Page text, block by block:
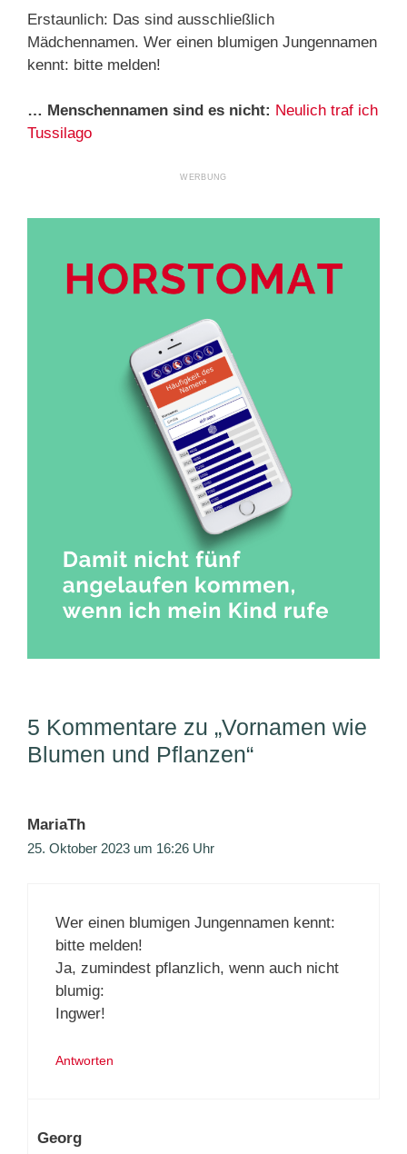
Erstaunlich: Das sind ausschließlich
Mädchennamen. Wer einen blumigen Jungennamen
kennt: bitte melden!
… Menschennamen sind es nicht: Neulich traf ich
Tussilago
5 Kommentare zu „Vornamen wie
Blumen und Pflanzen“
MariaTh
25. Oktober 2023 um 16:26 Uhr
Wer einen blumigen Jungennamen kennt:
bitte melden!
Ja, zumindest pflanzlich, wenn auch nicht
blumig:
Ingwer!
Antworten
Georg